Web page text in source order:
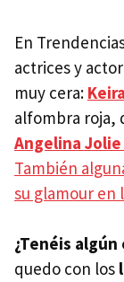
En
actrices y
muy cera:
alfombra roja,
Angelina Jolie
También
su glamour en
¿Tenéis
quedo con los